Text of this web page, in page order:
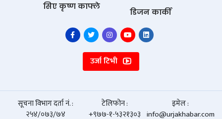
सिए कृष्ण काफ्ले
डिजन कार्की
उर्जा टिभी
सूचना विभाग दर्ता नं. :
२५४/०७३/७४
टेलिफोन :
+९७७-१-५३२१३०३
इमेल :
info@urjakhabar.com